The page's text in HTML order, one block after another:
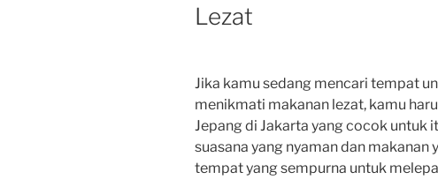
Lezat
Jika kamu sedang mencari tempat
menikmati makanan lezat, kamu
Jepang di Jakarta yang cocok untuk
suasana yang nyaman dan
tempat yang sempurna untuk